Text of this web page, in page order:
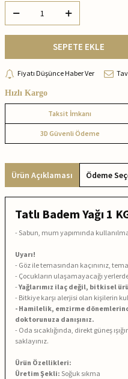
SEPETE EKLE
Fiyatı Düşünce Haber Ver
Hızlı Kargo
Taksit İmkanı
3D Güvenli Ödeme
Ürün Açıklaması Ödeme
Tatlı Badem Yağı 1
- Sabun, mum yapımında
Uyarı!
- Göz ile temasından kaçınınız,
- Çocukların ulaşamayacağı
-Yağlarımız ilaç değil, bitkisel
- Bitkiye karşı alerjisi olan kişilerin
- Hamilelik, emzirme
doktorunuza danışınız.
- Oda sıcaklığında, direkt güneş
saklayınız.
Ürün Özellikleri:
Üretim Şekli: Soğuk sıkma